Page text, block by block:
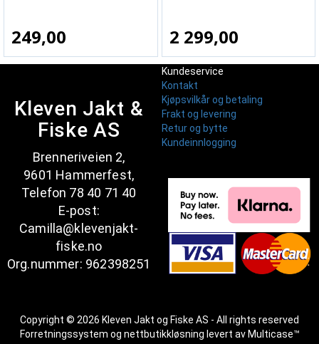
249,00 2 299,00
Kleven Jakt &
Fiske AS
Brenneriveien 2,
9601 Hammerfest,
Telefon 78 40 71 40
E-post:
Camilla@klevenjakt-
fiske.no
Org.nummer: 962398251
Kundeservice
Kontakt
Kjøpsvilkår og betaling
Frakt og levering
Retur og bytte
Kundeinnlogging
Copyright © 2026 Kleven Jakt og Fiske AS - All rights reserved
Forretningssystem og nettbutikkløsning levert av Multicase™